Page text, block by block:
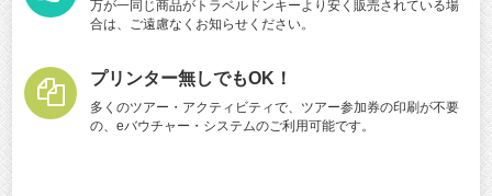
万が一同じ商品がトラベルドンキーより安く販売されている場
合は、ご遠慮なくお知らせください。
プリンター無しでもOK！
多くのツアー・アクティビティで、ツアー参加券の印刷が不要
の、eバウチャー・システムのご利用可能です。